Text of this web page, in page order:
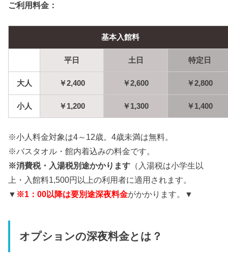
ご利用料金：
基本入館料
平日 土日 特定日
大人 ￥2,400 ￥2,600 ￥2,800
小人 ￥1,200 ￥1,300 ￥1,400
※小人料金対象は4～12歳。4歳未満は無料。
※バスタオル・館内着込みの料金です。
※消費税・入湯税別途かかります （入湯税は小学生以
上・入館料1,500円以上の利用者に適用されます。
▼ ※1：00以降は要別途深夜料金がかかります。▼
オプションの深夜料金とは？